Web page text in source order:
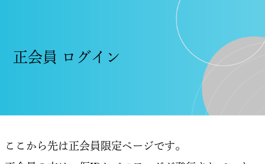
正会員 ログイン
ここから先は正会員限定ページです。